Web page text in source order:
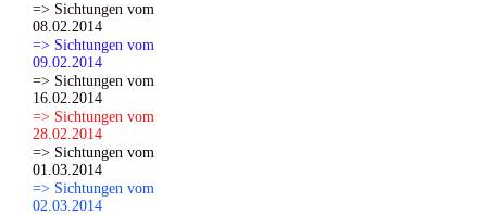
=> Sichtungen vom
08.02.2014
=> Sichtungen vom
09.02.2014
=> Sichtungen vom
16.02.2014
=> Sichtungen vom
28.02.2014
=> Sichtungen vom
01.03.2014
=> Sichtungen vom
02.03.2014